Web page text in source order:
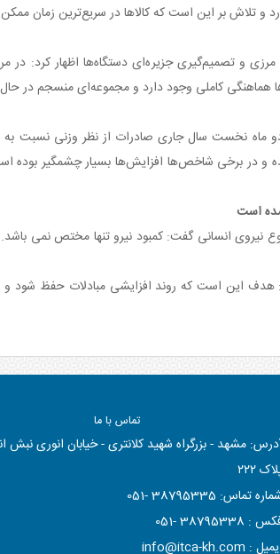
و تلاش بر این است که کالاها در سریع‌ترین زمان
و تصمیم‌گیری جزیره‌ای دستگاه‌ها اظهار کرد: در
هماهنگی کاملی وجود دارد و مجموعه‌ای منسجم در
است
نیروی انسانی گفت: کمبود نیرو تنها مختص نمی
هدف این است که روند افزایشی مبادلات حفظ
تماس با ما
٢٢٢
تماس: 38795335 -051
:
38795338 -051
:
info@itca-kh.com